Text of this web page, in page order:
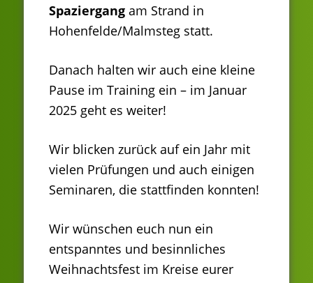
Spaziergang am Strand in
Hohenfelde/Malmsteg statt.
Danach halten wir auch eine kleine
Pause im Training ein – im Januar
2025 geht es weiter!
Wir blicken zurück auf ein Jahr mit
vielen Prüfungen und auch einigen
Seminaren, die stattfinden konnten!
Wir wünschen euch nun ein
entspanntes und besinnliches
Weihnachtsfest im Kreise eurer